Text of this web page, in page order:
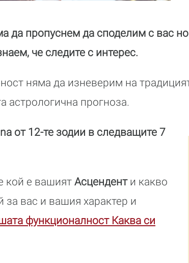
да пропуснем да споделим с вас
че следите с интерес.
няма да изневерим на
астрологична прогноза.
от 12-те зодии в следващите 7
кой е вашият Асценденти какво
вас и вашия характер и
функционалност Каква си